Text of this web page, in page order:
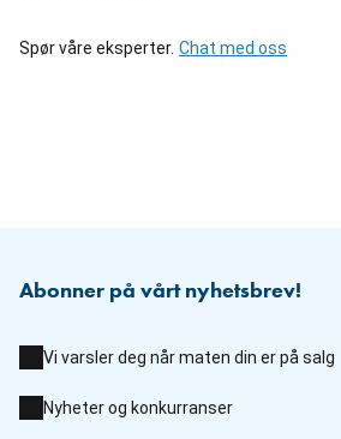
Spør våre eksperter. Chat med oss
Abonner på vårt nyhetsbrev!
Vi varsler deg når maten din er på salg
Nyheter og konkurranser